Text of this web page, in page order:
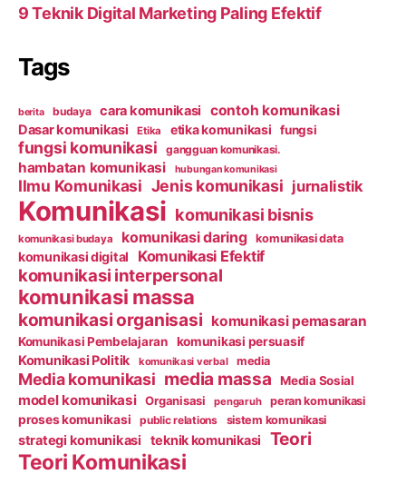
9 Teknik Digital Marketing Paling Efektif
Tags
berita budaya cara komunikasi contoh komunikasi
Dasar komunikasi Etika etika komunikasi fungsi
fungsi komunikasi gangguan komunikasi.
hambatan komunikasi hubungan komunikasi
Ilmu Komunikasi Jenis komunikasi jurnalistik
Komunikasi komunikasi bisnis
komunikasi budaya komunikasi daring komunikasi data
komunikasi digital Komunikasi Efektif
komunikasi interpersonal
komunikasi massa
komunikasi organisasi komunikasi pemasaran
Komunikasi Pembelajaran komunikasi persuasif
Komunikasi Politik komunikasi verbal media
Media komunikasi media massa Media Sosial
model komunikasi Organisasi pengaruh peran komunikasi
proses komunikasi public relations sistem komunikasi
strategi komunikasi teknik komunikasi Teori
Teori Komunikasi